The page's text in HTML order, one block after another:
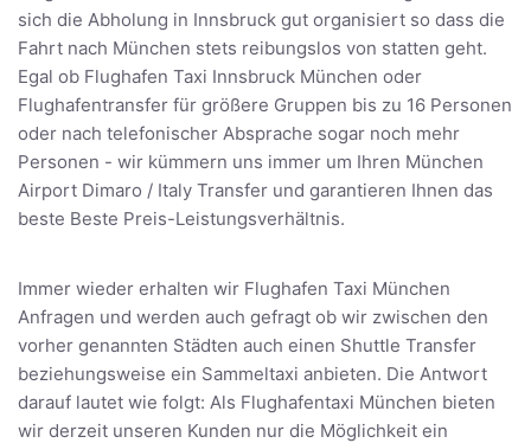
sich die Abholung in Innsbruck gut organisiert so dass die
Fahrt nach München stets reibungslos von statten geht.
Egal ob Flughafen Taxi Innsbruck München oder
Flughafentransfer für größere Gruppen bis zu 16 Personen
oder nach telefonischer Absprache sogar noch mehr
Personen - wir kümmern uns immer um Ihren München
Airport Dimaro / Italy Transfer und garantieren Ihnen das
beste Beste Preis-Leistungsverhältnis.
Immer wieder erhalten wir Flughafen Taxi München
Anfragen und werden auch gefragt ob wir zwischen den
vorher genannten Städten auch einen Shuttle Transfer
beziehungsweise ein Sammeltaxi anbieten. Die Antwort
darauf lautet wie folgt: Als Flughafentaxi München bieten
wir derzeit unseren Kunden nur die Möglichkeit ein